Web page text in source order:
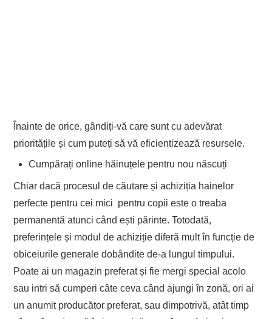
Înainte de orice, gândiți-vă care sunt cu adevărat
prioritățile și cum puteți să vă eficientizează resursele.
Cumpărați online hăinuțele pentru nou născuți
Chiar dacă procesul de căutare și achiziția hainelor
perfecte pentru cei mici pentru copii este o treaba
permanentă atunci când ești părinte. Totodată,
preferințele și modul de achiziție diferă mult în funcție de
obiceiurile generale dobândite de-a lungul timpului.
Poate ai un magazin preferat și fie mergi special acolo
sau intri să cumperi câte ceva când ajungi în zonă, ori ai
un anumit producător preferat, sau dimpotrivă, atât timp